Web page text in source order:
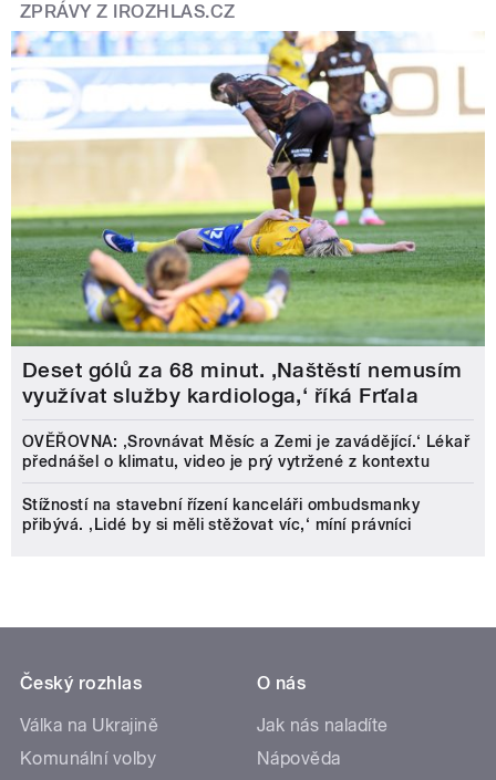
ZPRÁVY Z IROZHLAS.CZ
Deset gólů za 68 minut. ,Naštěstí nemusím
využívat služby kardiologa,‘ říká Frťala
OVĚŘOVNA: ‚Srovnávat Měsíc a Zemi je zavádějící.‘ Lékař
přednášel o klimatu, video je prý vytržené z kontextu
Stížností na stavební řízení kanceláři ombudsmanky
přibývá. ‚Lidé by si měli stěžovat víc,‘ míní právníci
Český rozhlas
Válka na Ukrajině
Komunální volby
O nás
Jak nás naladíte
Nápověda